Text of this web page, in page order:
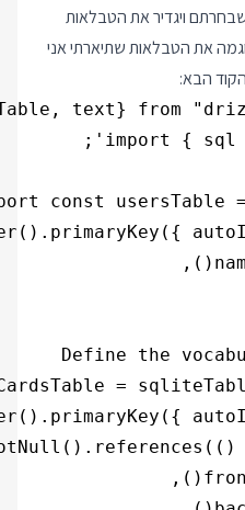
ויגדיר את הטבלאות
את הטבלאות שתיארתי אני
הבא: